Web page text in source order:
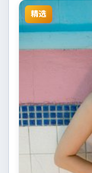
精选